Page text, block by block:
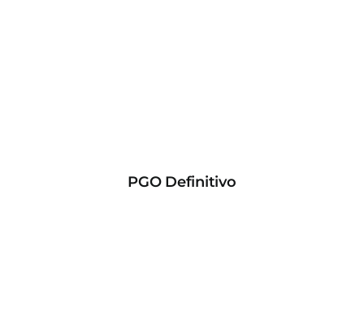
PGO Definitivo